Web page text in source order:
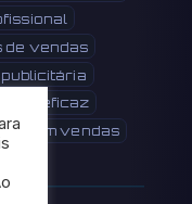
de vendas
eficaz
em vendas